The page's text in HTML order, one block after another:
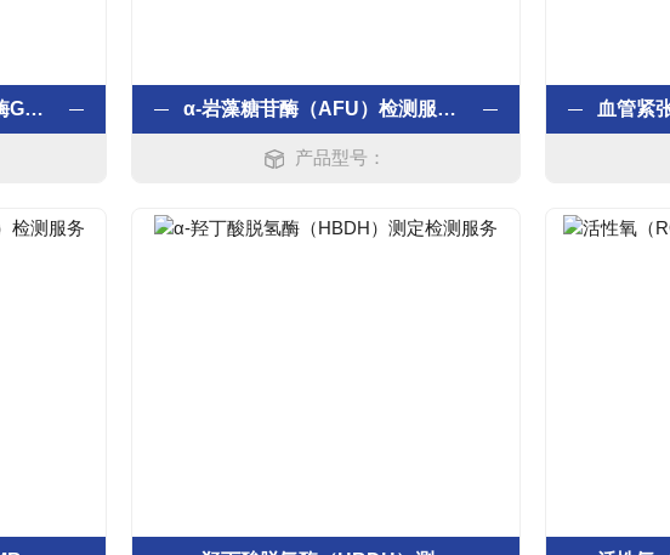
甘氨酰脯-氨酸二肽氨基肽酶GPDA检测服务 α-岩藻糖苷酶（AFU）检测服务（速率法）
产品型号：